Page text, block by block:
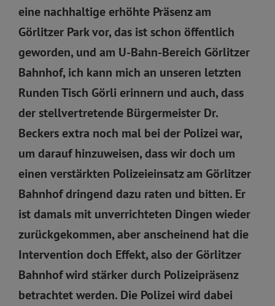
eine nachhaltige erhöhte Präsenz am
Görlitzer Park vor, das ist schon öffentlich
geworden, und am U-Bahn-Bereich Görlitzer
Bahnhof, ich kann mich an unseren letzten
Runden Tisch Görli erinnern und auch, dass
der stellvertretende Bürgermeister Dr.
Beckers extra noch mal bei der Polizei war,
um darauf hinzuweisen, dass wir doch um
einen verstärkten Polizeieinsatz am Görlitzer
Bahnhof dringend dazu raten und bitten. Er
ist damals mit unverrichteten Dingen wieder
zurückgekommen, aber anscheinend hat die
Intervention doch Effekt, also der Görlitzer
Bahnhof wird stärker durch Polizeipräsenz
betrachtet werden. Die Polizei wird dabei